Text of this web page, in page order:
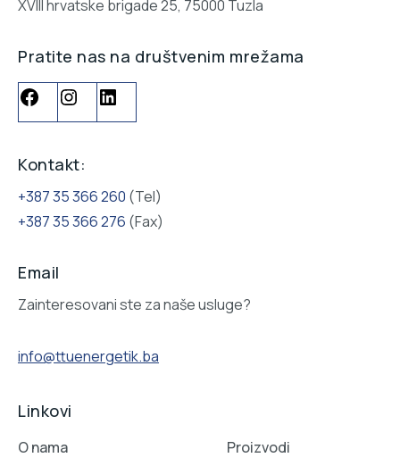
XVIII hrvatske brigade 25, 75000 Tuzla
Pratite nas na društvenim mrežama
Kontakt:
+387 35 366 260 (Tel)
+387 35 366 276 (Fax)
Email
Zainteresovani ste za naše usluge?
info@ttuenergetik.ba
Linkovi
O nama Proizvodi